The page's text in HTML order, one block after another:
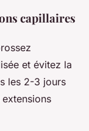
capillaires
et évitez la
les 2-3 jours